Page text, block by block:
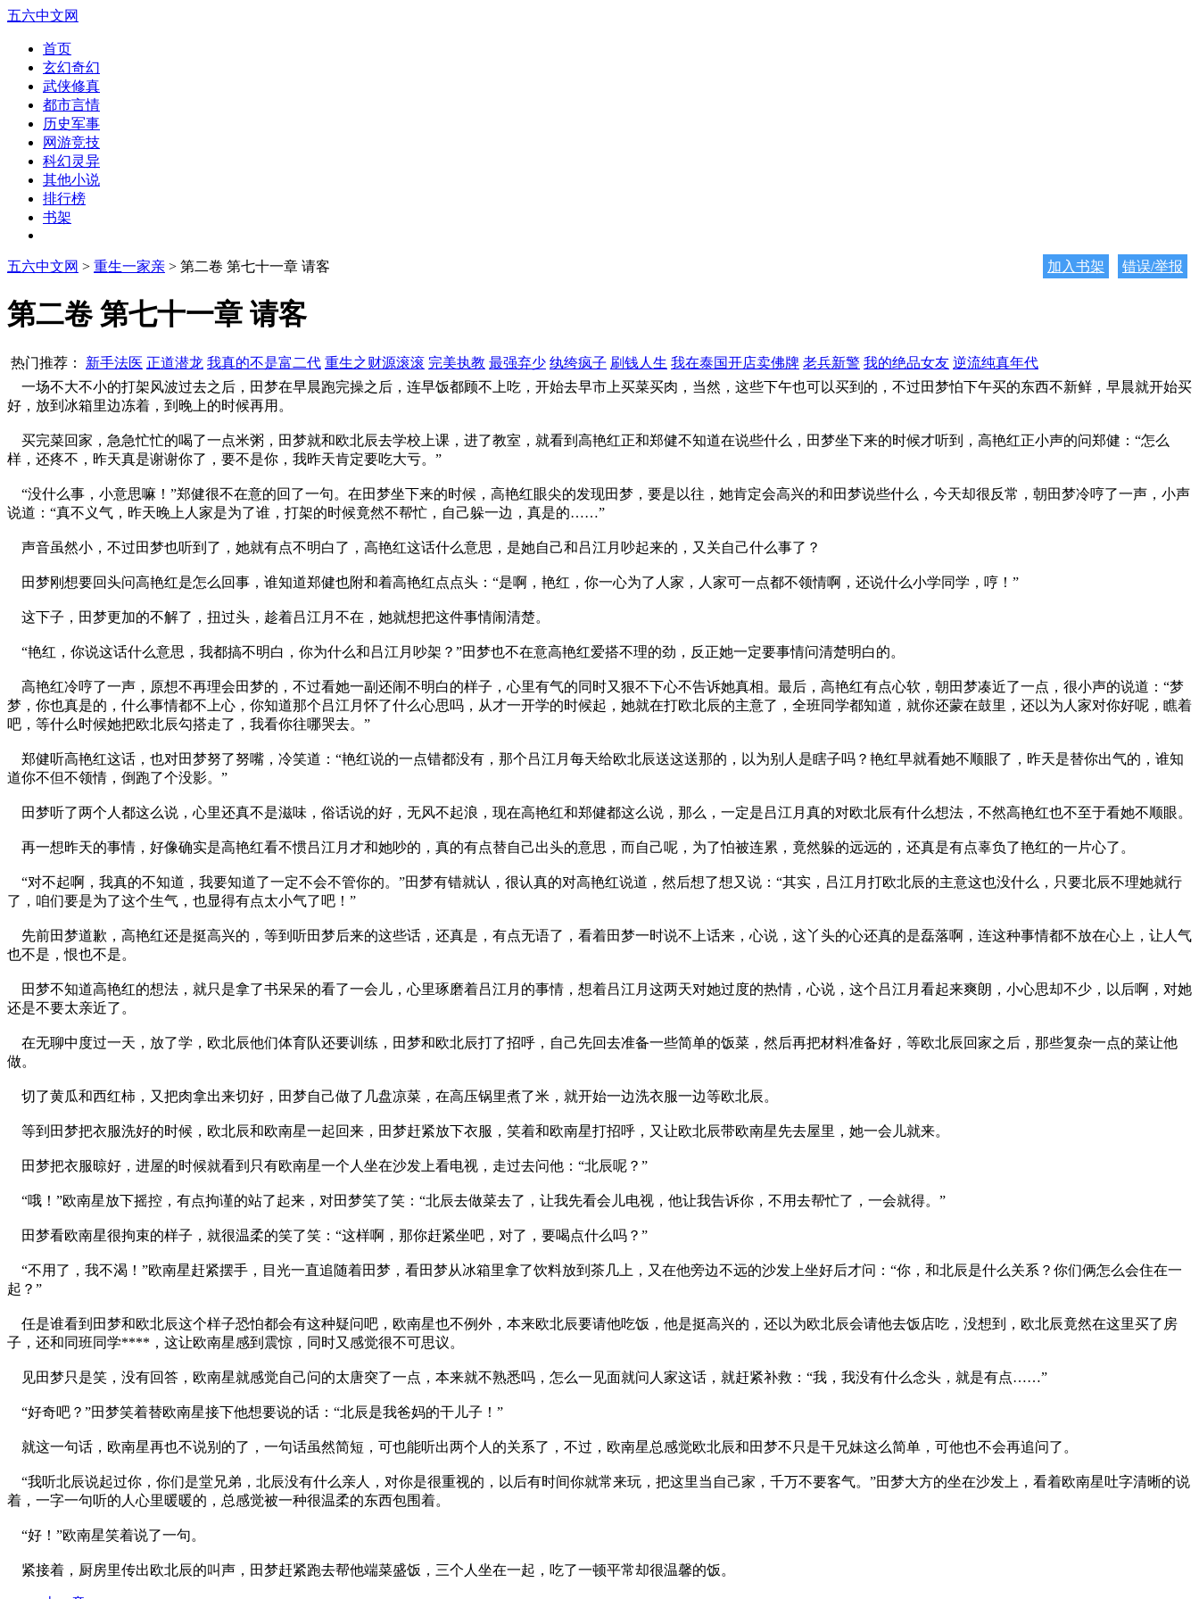
五六中文网
首页
玄幻奇幻
武侠修真
都市言情
历史军事
网游竞技
科幻灵异
其他小说
排行榜
书架
五六中文网 > 重生一家亲 > 第二卷 第七十一章 请客 加入书架 错误/举报
第二卷 第七十一章 请客
热门推荐： 新手法医 正道潜龙 我真的不是富二代 重生之财源滚滚 完美执教 最强弃少 纨绔疯子 刷钱人生 我在泰国开店卖佛牌 老兵新警 我的绝品女友 逆流纯真年代
一场不大不小的打架风波过去之后，田梦在早晨跑完操之后，连早饭都顾不上吃，开始去早市上买菜买肉，当然，这些下午也可以买到的，不过田梦怕下午买的东西不新鲜，早晨就开始买
好，放到冰箱里边冻着，到晚上的时候再用。
买完菜回家，急急忙忙的喝了一点米粥，田梦就和欧北辰去学校上课，进了教室，就看到高艳红正和郑健不知道在说些什么，田梦坐下来的时候才听到，高艳红正小声的问郑健：“怎么
样，还疼不，昨天真是谢谢你了，要不是你，我昨天肯定要吃大亏。”
“没什么事，小意思嘛！”郑健很不在意的回了一句。在田梦坐下来的时候，高艳红眼尖的发现田梦，要是以往，她肯定会高兴的和田梦说些什么，今天却很反常，朝田梦冷哼了一声，小声
说道：“真不义气，昨天晚上人家是为了谁，打架的时候竟然不帮忙，自己躲一边，真是的……”
声音虽然小，不过田梦也听到了，她就有点不明白了，高艳红这话什么意思，是她自己和吕江月吵起来的，又关自己什么事了？
田梦刚想要回头问高艳红是怎么回事，谁知道郑健也附和着高艳红点点头：“是啊，艳红，你一心为了人家，人家可一点都不领情啊，还说什么小学同学，哼！”
这下子，田梦更加的不解了，扭过头，趁着吕江月不在，她就想把这件事情闹清楚。
“艳红，你说这话什么意思，我都搞不明白，你为什么和吕江月吵架？”田梦也不在意高艳红爱搭不理的劲，反正她一定要事情问清楚明白的。
高艳红冷哼了一声，原想不再理会田梦的，不过看她一副还闹不明白的样子，心里有气的同时又狠不下心不告诉她真相。最后，高艳红有点心软，朝田梦凑近了一点，很小声的说道：“梦
梦，你也真是的，什么事情都不上心，你知道那个吕江月怀了什么心思吗，从才一开学的时候起，她就在打欧北辰的主意了，全班同学都知道，就你还蒙在鼓里，还以为人家对你好呢，瞧着
吧，等什么时候她把欧北辰勾搭走了，我看你往哪哭去。”
郑健听高艳红这话，也对田梦努了努嘴，冷笑道：“艳红说的一点错都没有，那个吕江月每天给欧北辰送这送那的，以为别人是瞎子吗？艳红早就看她不顺眼了，昨天是替你出气的，谁知
道你不但不领情，倒跑了个没影。”
田梦听了两个人都这么说，心里还真不是滋味，俗话说的好，无风不起浪，现在高艳红和郑健都这么说，那么，一定是吕江月真的对欧北辰有什么想法，不然高艳红也不至于看她不顺眼。
再一想昨天的事情，好像确实是高艳红看不惯吕江月才和她吵的，真的有点替自己出头的意思，而自己呢，为了怕被连累，竟然躲的远远的，还真是有点辜负了艳红的一片心了。
“对不起啊，我真的不知道，我要知道了一定不会不管你的。”田梦有错就认，很认真的对高艳红说道，然后想了想又说：“其实，吕江月打欧北辰的主意这也没什么，只要北辰不理她就行
了，咱们要是为了这个生气，也显得有点太小气了吧！”
先前田梦道歉，高艳红还是挺高兴的，等到听田梦后来的这些话，还真是，有点无语了，看着田梦一时说不上话来，心说，这丫头的心还真的是磊落啊，连这种事情都不放在心上，让人气
也不是，恨也不是。
田梦不知道高艳红的想法，就只是拿了书呆呆的看了一会儿，心里琢磨着吕江月的事情，想着吕江月这两天对她过度的热情，心说，这个吕江月看起来爽朗，小心思却不少，以后啊，对她
还是不要太亲近了。
在无聊中度过一天，放了学，欧北辰他们体育队还要训练，田梦和欧北辰打了招呼，自己先回去准备一些简单的饭菜，然后再把材料准备好，等欧北辰回家之后，那些复杂一点的菜让他
做。
切了黄瓜和西红柿，又把肉拿出来切好，田梦自己做了几盘凉菜，在高压锅里煮了米，就开始一边洗衣服一边等欧北辰。
等到田梦把衣服洗好的时候，欧北辰和欧南星一起回来，田梦赶紧放下衣服，笑着和欧南星打招呼，又让欧北辰带欧南星先去屋里，她一会儿就来。
田梦把衣服晾好，进屋的时候就看到只有欧南星一个人坐在沙发上看电视，走过去问他：“北辰呢？”
“哦！”欧南星放下摇控，有点拘谨的站了起来，对田梦笑了笑：“北辰去做菜去了，让我先看会儿电视，他让我告诉你，不用去帮忙了，一会就得。”
田梦看欧南星很拘束的样子，就很温柔的笑了笑：“这样啊，那你赶紧坐吧，对了，要喝点什么吗？”
“不用了，我不渴！”欧南星赶紧摆手，目光一直追随着田梦，看田梦从冰箱里拿了饮料放到茶几上，又在他旁边不远的沙发上坐好后才问：“你，和北辰是什么关系？你们俩怎么会住在一
起？”
任是谁看到田梦和欧北辰这个样子恐怕都会有这种疑问吧，欧南星也不例外，本来欧北辰要请他吃饭，他是挺高兴的，还以为欧北辰会请他去饭店吃，没想到，欧北辰竟然在这里买了房
子，还和同班同学****，这让欧南星感到震惊，同时又感觉很不可思议。
见田梦只是笑，没有回答，欧南星就感觉自己问的太唐突了一点，本来就不熟悉吗，怎么一见面就问人家这话，就赶紧补救：“我，我没有什么念头，就是有点……”
“好奇吧？”田梦笑着替欧南星接下他想要说的话：“北辰是我爸妈的干儿子！”
就这一句话，欧南星再也不说别的了，一句话虽然简短，可也能听出两个人的关系了，不过，欧南星总感觉欧北辰和田梦不只是干兄妹这么简单，可他也不会再追问了。
“我听北辰说起过你，你们是堂兄弟，北辰没有什么亲人，对你是很重视的，以后有时间你就常来玩，把这里当自己家，千万不要客气。”田梦大方的坐在沙发上，看着欧南星吐字清晰的说
着，一字一句听的人心里暖暖的，总感觉被一种很温柔的东西包围着。
“好！”欧南星笑着说了一句。
紧接着，厨房里传出欧北辰的叫声，田梦赶紧跑去帮他端菜盛饭，三个人坐在一起，吃了一顿平常却很温馨的饭。